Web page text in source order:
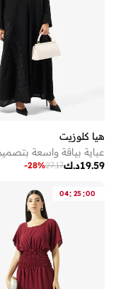
هيا كلوزيت
د.ك19.59
27.17
-28%
04: 25:00